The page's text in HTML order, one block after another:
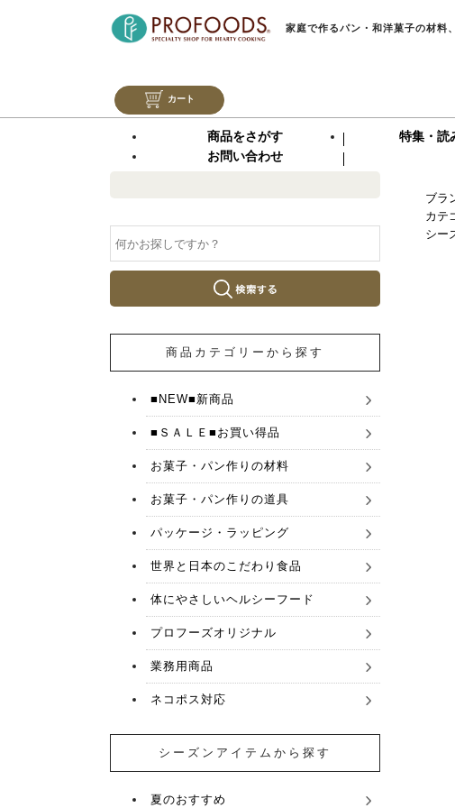
家庭で作るパン・和洋菓子の材料
カート
商品をさがす 特集・読
お問い合わせ
ブラ
カテ
シー
商品カテゴリーから探す
■NEW■新商品
■ＳＡＬＥ■お買い得品
お菓子・パン作りの材料
お菓子・パン作りの道具
パッケージ・ラッピング
世界と日本のこだわり食品
体にやさしいヘルシーフード
プロフーズオリジナル
業務用商品
ネコポス対応
シーズンアイテムから探す
夏のおすすめ